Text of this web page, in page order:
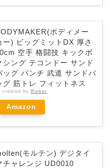
ボディメー
ー) ビッグミットDX 厚さ
空手 格闘技 キックボ
シング テコンドー サンド
ッグ パンチ 武道 サンドバ
グ 筋トレ フィットネス
created by Rinker
Amazon
モルテン) デジタイ
チャレンジ UD0010